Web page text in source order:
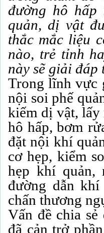
đường hô hấp
quản, dị vật
thắc mắc liệu
nào, trẻ tỉnh
này sẽ giải đáp
Trong lĩnh vực
nội soi phế
kiếm dị vật, lấy
hô hấp, bơm
đặt nội khí
cơ hẹp, kiểm
hẹp khí quản,
đường dẫn
chấn thương
Vấn đề chia
đã cản trở